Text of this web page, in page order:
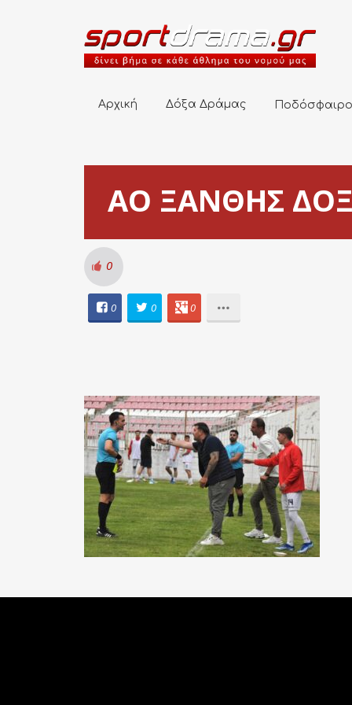
Αρχική Δόξα Δράμας Ποδόσφαιρο
ΑΟ ΞΑΝΘΗΣ
0
0 0 0